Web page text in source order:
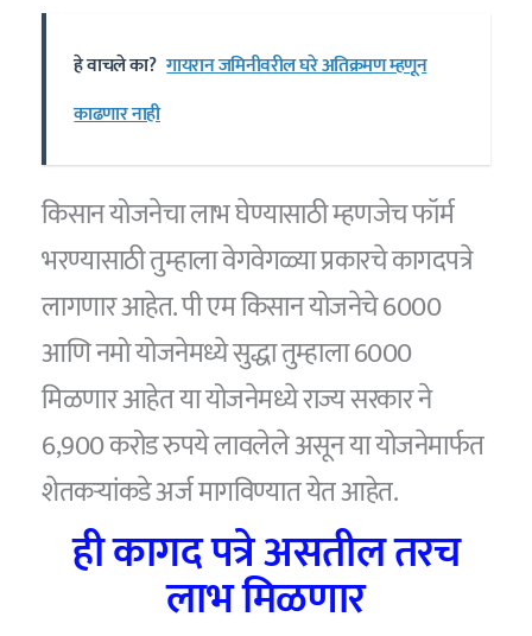
हे वाचले का? गायरान जमिनीवरील घरे अतिक्रमण म्हणून
काढणार नाही
किसान योजनेचा लाभ घेण्यासाठी म्हणजेच फॉर्म
भरण्यासाठी तुम्हाला वेगवेगळ्या प्रकारचे कागदपत्रे
लागणार आहेत. पी एम किसान योजनेचे 6000
आणि नमो योजनेमध्ये सुद्धा तुम्हाला 6000
मिळणार आहेत या योजनेमध्ये राज्य सरकार ने
6,900 करोड रुपये लावलेले असून या योजनेमार्फत
शेतकऱ्यांकडे अर्ज मागविण्यात येत आहेत.
ही कागद पत्रे असतील तरच
लाभ मिळणार